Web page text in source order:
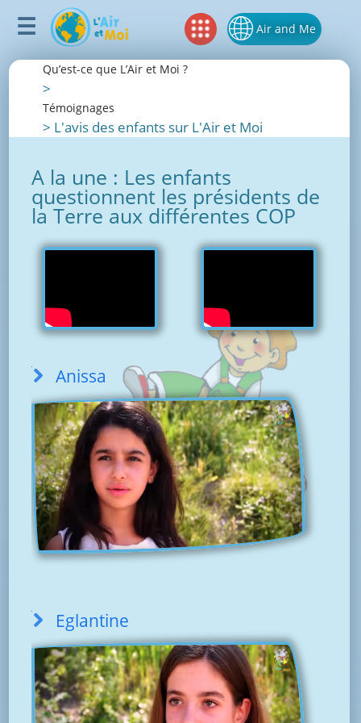
Air and Me
Qu’est-ce que L’Air et Moi ?
>
Témoignages
> L'avis des enfants sur L'Air et Moi
A la une : Les enfants
questionnent les présidents de
la Terre aux différentes COP
Anissa
Eglantine